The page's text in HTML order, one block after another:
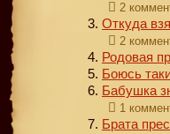
2
Откуда
2
Родовая
Боюсь
Бабушка
1
Брата